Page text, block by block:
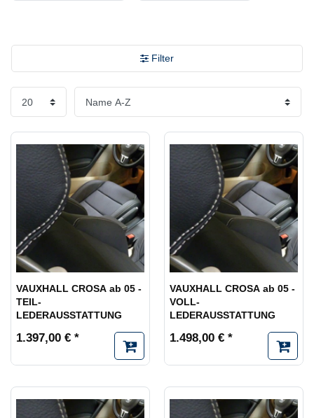
Filter
VAUXHALL CROSA ab 05 -
TEIL-
LEDERAUSSTATTUNG
1.397,00 € *
VAUXHALL CROSA ab 05 -
VOLL-
LEDERAUSSTATTUNG
1.498,00 € *